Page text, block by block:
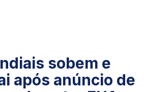
sobem e
após anúncio de